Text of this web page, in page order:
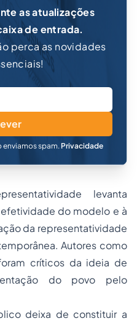
as atualizações
de entrada.
perca as novidades
spam. Privacidade
levanta
do modelo e à
da representatividade
Autores como
críticos da ideia de
do povo pelo
deixa de constituir a